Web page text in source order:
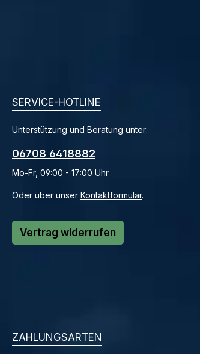
SERVICE-HOTLINE
Unterstützung und Beratung unter:
06708 6418882
Mo-Fr, 09:00 - 17:00 Uhr
Oder über unser Kontaktformular.
Vertrag widerrufen
ZAHLUNGSARTEN